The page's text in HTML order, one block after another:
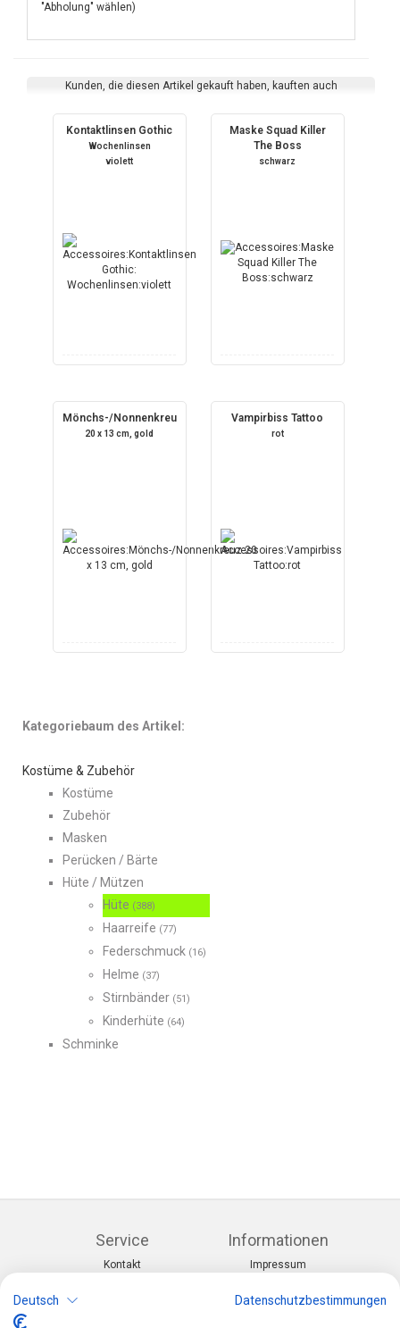
"Abholung" wählen)
Kunden, die diesen Artikel gekauft haben, kauften auch
Kontaktlinsen Gothic
Wochenlinsen
violett
Maske Squad Killer
The Boss
schwarz
Mönchs-/Nonnenkreuz
20 x 13 cm, gold
Vampirbiss Tattoo
rot
Kategoriebaum des Artikel:
Kostüme & Zubehör
Kostüme
Zubehör
Masken
Perücken / Bärte
Hüte / Mützen
Hüte (388)
Haarreife (77)
Federschmuck (16)
Helme (37)
Stirnbänder (51)
Kinderhüte (64)
Schminke
Service
Kontakt
Informationen
Impressum
Datenschutz
Deutsch Datenschutzbestimmungen